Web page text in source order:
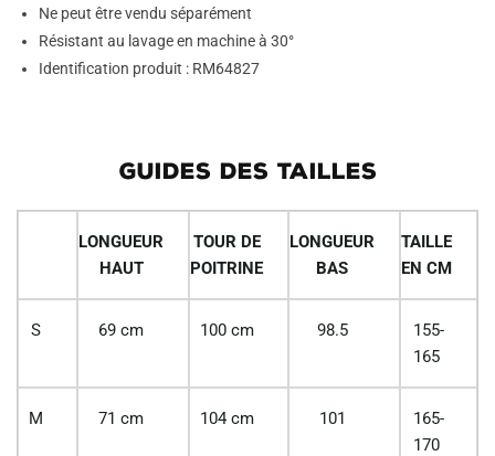
Ne peut être vendu séparément
Résistant au lavage en machine à 30°
Identification produit : RM64827
GUIDES DES TAILLES
LONGUEUR
HAUT
TOUR DE
POITRINE
LONGUEUR
BAS
TAILLE
EN CM
S 69 cm 100 cm 98.5
155-
165
M 71 cm 104 cm 101
165-
170